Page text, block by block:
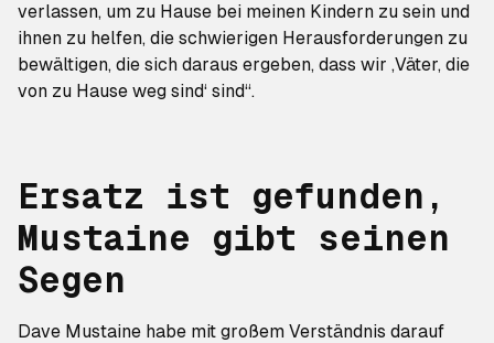
verlassen, um zu Hause bei meinen Kindern zu sein und
ihnen zu helfen, die schwierigen Herausforderungen zu
bewältigen, die sich daraus ergeben, dass wir ‚Väter, die
von zu Hause weg sind‘ sind“.
Ersatz ist gefunden,
Mustaine gibt seinen
Segen
Dave Mustaine habe mit großem Verständnis darauf